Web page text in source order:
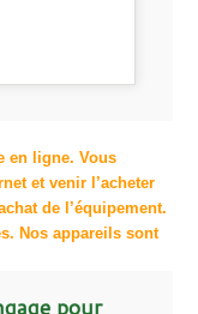
en ligne. Vous
et venir l’acheter
de l’équipement.
Nos appareils sont
pour